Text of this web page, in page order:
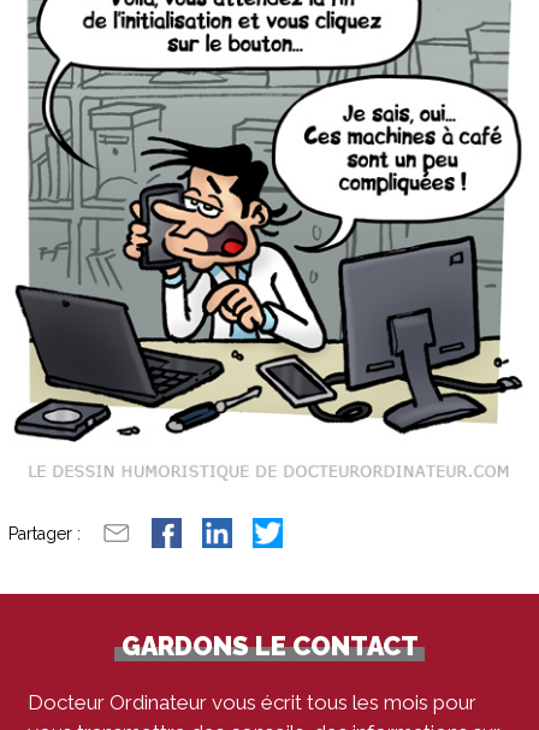
Partager :
GARDONS LE CONTACT
Docteur Ordinateur vous écrit tous les mois pour